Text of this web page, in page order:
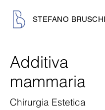
STEFANO BRUSCHI
Additiva
mammaria
Chirurgia Estetica